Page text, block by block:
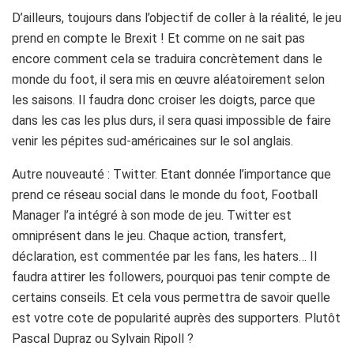
D’ailleurs, toujours dans l’objectif de coller à la réalité, le jeu
prend en compte le Brexit ! Et comme on ne sait pas
encore comment cela se traduira concrètement dans le
monde du foot, il sera mis en œuvre aléatoirement selon
les saisons. Il faudra donc croiser les doigts, parce que
dans les cas les plus durs, il sera quasi impossible de faire
venir les pépites sud-américaines sur le sol anglais.
Autre nouveauté : Twitter. Etant donnée l’importance que
prend ce réseau social dans le monde du foot, Football
Manager l’a intégré à son mode de jeu. Twitter est
omniprésent dans le jeu. Chaque action, transfert,
déclaration, est commentée par les fans, les haters… Il
faudra attirer les followers, pourquoi pas tenir compte de
certains conseils. Et cela vous permettra de savoir quelle
est votre cote de popularité auprès des supporters. Plutôt
Pascal Dupraz ou Sylvain Ripoll ?